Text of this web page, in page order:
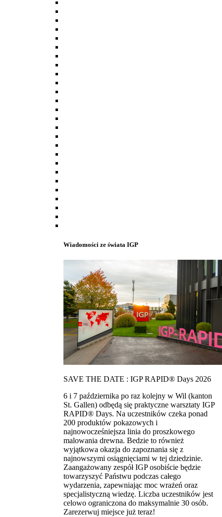
Wiadomości ze świata IGP
SAVE THE DATE : IGP RAPID® Days 2026
6 i 7 października po raz kolejny w Wil (kanton
St. Gallen) odbędą się praktyczne warsztaty IGP
RAPID® Days. Na uczestników czeka ponad
200 produktów pokazowych i
najnowocześniejsza linia do proszkowego
malowania drewna. Bedzie to również
wyjątkowa okazja do zapoznania się z
najnowszymi osiągnięciami w tej dziedzinie.
Zaangażowany zespół IGP osobiście będzie
towarzyszyć Państwu podczas całego
wydarzenia, zapewniając moc wrażeń oraz
specjalistyczną wiedzę. Liczba uczestników jest
celowo ograniczona do maksymalnie 30 osób.
Zarezerwuj miejsce już teraz!